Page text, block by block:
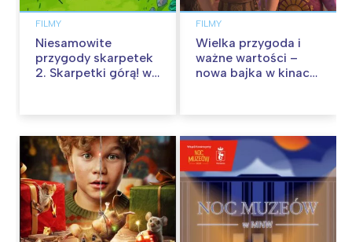
FILMY
Niesamowite
przygody skarpetek
2. Skarpetki górą! w
FILMY
Wielka przygoda i
ważne wartości –
nowa bajka w kinach